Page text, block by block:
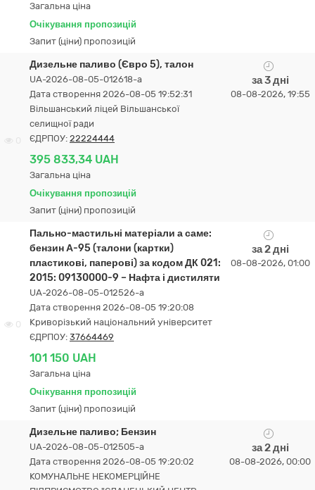
Загальна ціна
Очікування пропозицій
Запит (ціни) пропозицій
Дизельне паливо (Євро 5), талон
UA-2026-08-05-012618-a
Дата створення 2026-08-05 19:52:31
Вільшанський ліцей Вільшанської
селищної ради
ЄДРПОУ: 22224444
395 833,34 UAH
Загальна ціна
Очікування пропозицій
Запит (ціни) пропозицій
за 3 дні
08-08-2026, 19:55
0
Пально-мастильні матеріали а саме:
бензин А-95 (талони (картки)
пластикові, паперові) за кодом ДК 021:
2015: 09130000-9 – Нафта і дистиляти
UA-2026-08-05-012526-a
Дата створення 2026-08-05 19:20:08
Криворізький національний університет
ЄДРПОУ: 37664469
101 150 UAH
Загальна ціна
Очікування пропозицій
Запит (ціни) пропозицій
за 2 дні
08-08-2026, 01:00
Дизельне паливо; Бензин
UA-2026-08-05-012505-a
Дата створення 2026-08-05 19:20:02
КОМУНАЛЬНЕ НЕКОМЕРЦІЙНЕ
за 2 дні
08-08-2026, 00:00